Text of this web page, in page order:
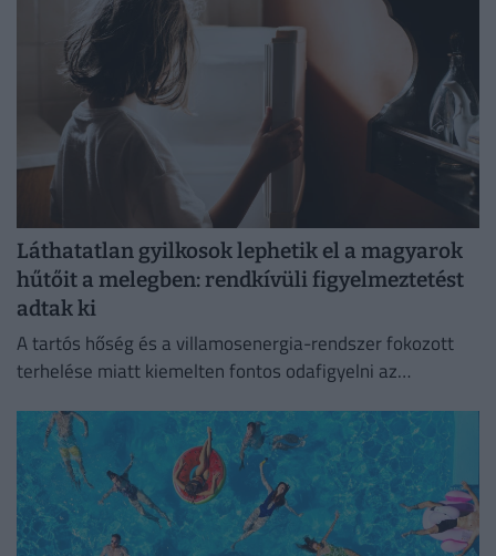
Láthatatlan gyilkosok lephetik el a magyarok
hűtőit a melegben: rendkívüli figyelmeztetést
adtak ki
A tartós hőség és a villamosenergia-rendszer fokozott
terhelése miatt kiemelten fontos odafigyelni az